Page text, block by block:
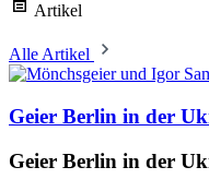
Artikel
Alle Artikel
Geier Berlin in der
Geier Berlin in der